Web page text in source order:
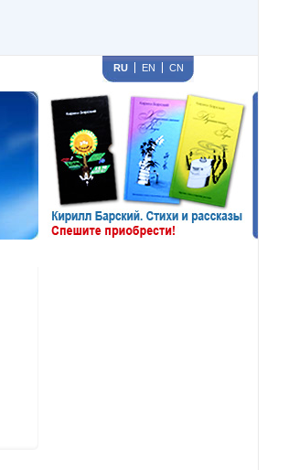
RU EN CN